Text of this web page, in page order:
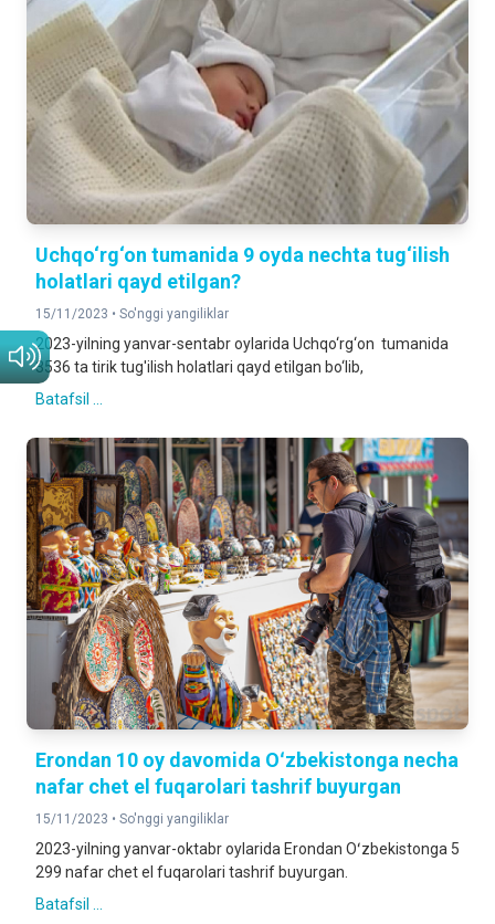
Uchqo‘rg‘on tumanida 9 oyda nechta tug‘ilish
holatlari qayd etilgan?
15/11/2023 • So'nggi yangiliklar
2023-yilning yanvar-sentabr oylarida Uchqo‘rg‘on tumanida
3536 ta tirik tug'ilish holatlari qayd etilgan bo‘lib,
Batafsil ...
Erondan 10 oy davomida Oʻzbekistonga necha
nafar chet el fuqarolari tashrif buyurgan
15/11/2023 • So'nggi yangiliklar
2023-yilning yanvar-oktabr oylarida Erondan Oʻzbekistonga 5
299 nafar chet el fuqarolari tashrif buyurgan.
Batafsil ...